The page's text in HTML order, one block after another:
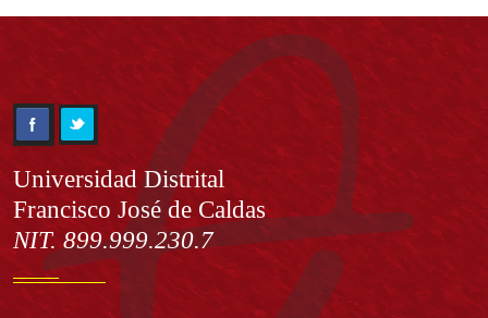
Información
Universidad Distrital
Francisco José de Caldas
NIT. 899.999.230.7